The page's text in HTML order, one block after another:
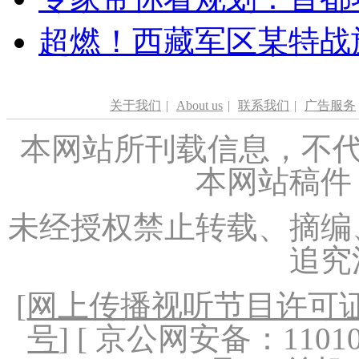
超燃！西藏军区某特
关于我们 | About us | 联系我们 | 广告服务
本网站所刊载信息，不
本网站稿
未经授权禁止转载、摘
追
[网上传播视听节目许可
号] [ 京公网安备：